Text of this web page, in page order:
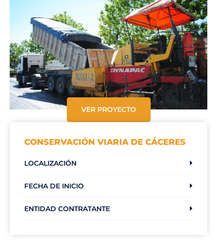
VER PROYECTO
CONSERVACIÓN VIARIA DE CÁCERES
LOCALIZACIÓN
FECHA DE INICIO
ENTIDAD CONTRATANTE